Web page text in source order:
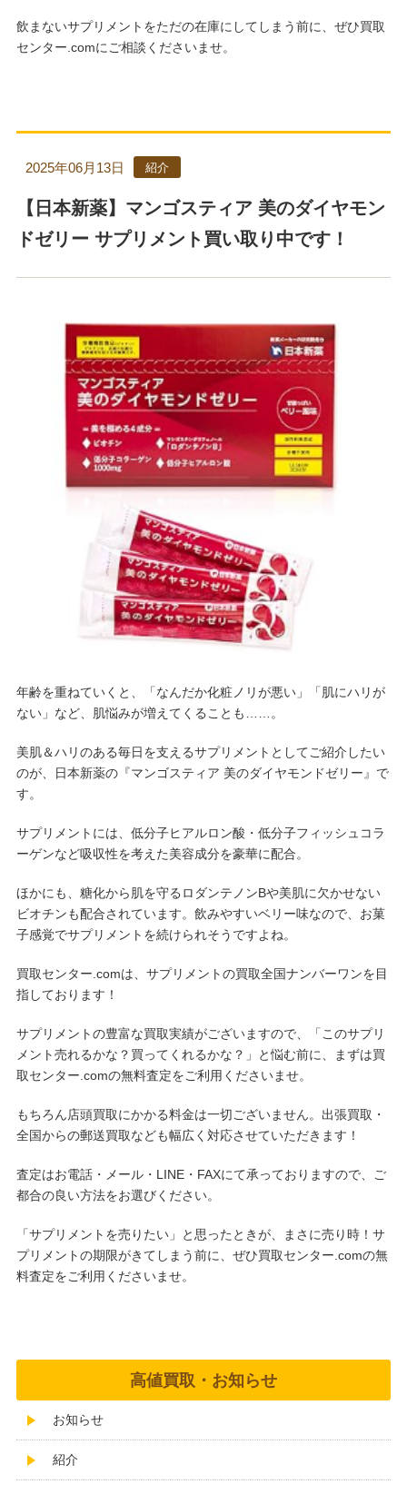
飲まないサプリメントをただの在庫にしてしまう前に、ぜひ買取
センター.comにご相談くださいませ。
【日本新薬】マンゴスティア 美のダイヤモン
ドゼリー サプリメント買い取り中です！
2025年06月13日 紹介
年齢を重ねていくと、「なんだか化粧ノリが悪い」「肌にハリが
ない」など、肌悩みが増えてくることも……。
美肌＆ハリのある毎日を支えるサプリメントとしてご紹介したい
のが、日本新薬の『マンゴスティア 美のダイヤモンドゼリー』で
す。
サプリメントには、低分子ヒアルロン酸・低分子フィッシュコラ
ーゲンなど吸収性を考えた美容成分を豪華に配合。
ほかにも、糖化から肌を守るロダンテノンBや美肌に欠かせない
ビオチンも配合されています。飲みやすいベリー味なので、お菓
子感覚でサプリメントを続けられそうですよね。
買取センター.comは、サプリメントの買取全国ナンバーワンを目
指しております！
サプリメントの豊富な買取実績がございますので、「このサプリ
メント売れるかな？買ってくれるかな？」と悩む前に、まずは買
取センター.comの無料査定をご利用くださいませ。
もちろん店頭買取にかかる料金は一切ございません。出張買取・
全国からの郵送買取なども幅広く対応させていただきます！
査定はお電話・メール・LINE・FAXにて承っておりますので、ご
都合の良い方法をお選びください。
「サプリメントを売りたい」と思ったときが、まさに売り時！サ
プリメントの期限がきてしまう前に、ぜひ買取センター.comの無
料査定をご利用くださいませ。
高値買取・お知らせ
お知らせ
紹介